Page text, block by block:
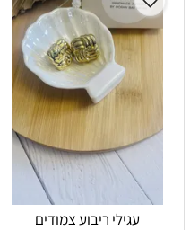
עגילי ריבוע צמודים